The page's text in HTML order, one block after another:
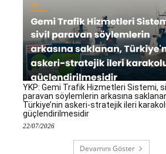
YKP: Gemi Trafik Hizmetleri Sistemi,
paravan söylemlerin arkasına
Türkiye’nin askeri-stratejik ileri
güçlendirilmesidir
22/07/2026
Devamını Göster